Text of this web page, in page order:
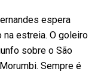
espera
estreia. O goleiro
sobre o São
Sempre é